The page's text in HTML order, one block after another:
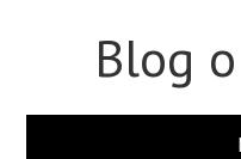
Blog